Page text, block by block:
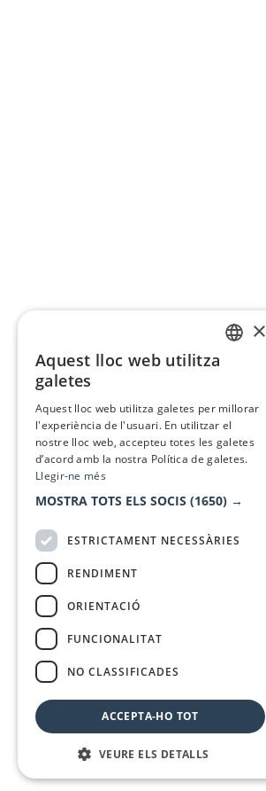
×
Aquest lloc web utilitza
galetes
Aquest lloc web utilitza galetes per millorar
l'experiència de l'usuari. En utilitzar el
nostre lloc web, accepteu totes les galetes
d’acord amb la nostra Política de galetes.
Llegir-ne més
MOSTRA TOTS ELS SOCIS (1650) →
ESTRICTAMENT NECESSÀRIES
RENDIMENT
ORIENTACIÓ
FUNCIONALITAT
NO CLASSIFICADES
ACCEPTA-HO TOT
VEURE ELS DETALLS